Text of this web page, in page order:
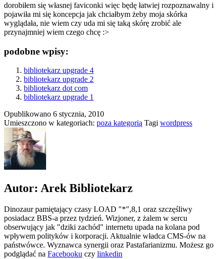
dorobiłem się własnej faviconki więc będę łatwiej rozpoznawalny i
pojawiła mi się koncepcja jak chciałbym żeby moja skórka
wyglądała, nie wiem czy uda mi się taką skórę zrobić ale
przynajmniej wiem czego chcę :>
podobne wpisy:
bibliotekarz upgrade 4
bibliotekarz upgrade 2
bibliotekarz dot com
bibliotekarz upgrade 1
Opublikowano 6 stycznia, 2010
Umieszczono w kategoriach: poza kategorią Tagi wordpress
Autor: Arek Bibliotekarz
Dinozaur pamiętający czasy LOAD "*",8,1 oraz szczęśliwy
posiadacz BBS-a przez tydzień. Wizjoner, z żalem w sercu
obserwujący jak "dziki zachód" internetu upada na kolana pod
wpływem polityków i korporacji. Aktualnie władca CMS-ów na
państwówce. Wyznawca synergii oraz Pastafarianizmu. Możesz go
podglądać na Facebooku czy linkedin